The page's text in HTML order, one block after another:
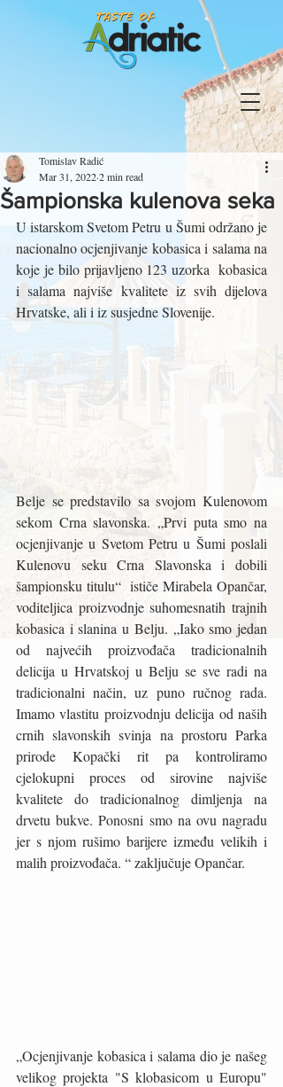
Šampionska kulenova seka
Tomislav Radić
Mar 31, 20222 min read
U istarskom Svetom Petru u Šumi održano je
nacionalno ocjenjivanje kobasica i salama na
koje je bilo prijavljeno 123 uzorka  kobasica
i salama najviše kvalitete iz svih dijelova
Hrvatske, ali i iz susjedne Slovenije.
Belje se predstavilo sa svojom Kulenovom
sekom Crna slavonska. „Prvi puta smo na
ocjenjivanje u Svetom Petru u Šumi poslali
Kulenovu seku Crna Slavonska i dobili
šampionsku titulu“  ističe Mirabela Opančar,
voditeljica proizvodnje suhomesnatih trajnih
kobasica i slanina u Belju. „Iako smo jedan
od najvećih proizvođača tradicionalnih
delicija u Hrvatskoj u Belju se sve radi na
tradicionalni način, uz puno ručnog rada.
Imamo vlastitu proizvodnju delicija od naših
crnih slavonskih svinja na prostoru Parka
prirode Kopački rit pa kontroliramo
cjelokupni proces od sirovine najviše
kvalitete do tradicionalnog dimljenja na
drvetu bukve. Ponosni smo na ovu nagradu
jer s njom rušimo barijere između velikih i
malih proizvođača. “ zaključuje Opančar.
„Ocjenjivanje kobasica i salama dio je našeg
velikog projekta "S klobasicom u Europu"